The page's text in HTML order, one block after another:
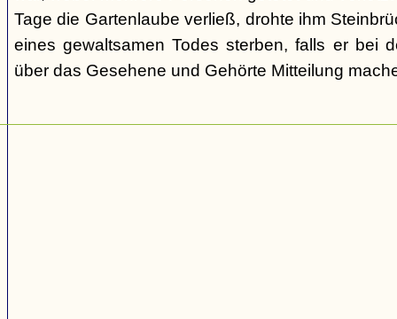
Tage die Gartenlaube verließ, drohte ihm
eines gewaltsamen Todes sterben, falls er bei
über das Gesehene und Gehörte Mitteilung